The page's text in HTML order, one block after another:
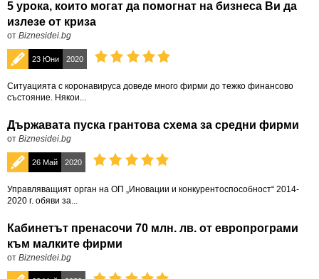
5 урока, които могат да помогнат на бизнеса Ви да
излезе от криза
от Biznesidei.bg
23 Юни 2020
Ситуацията с коронавируса доведе много фирми до тежко финансово
състояние. Някои...
Държавата пуска грантова схема за средни фирми
от Biznesidei.bg
26 Май 2020
Управляващият орган на ОП „Иновации и конкурентоспособност“ 2014-
2020 г. обяви за...
Кабинетът пренасочи 70 млн. лв. от европрограми
към малките фирми
от Biznesidei.bg